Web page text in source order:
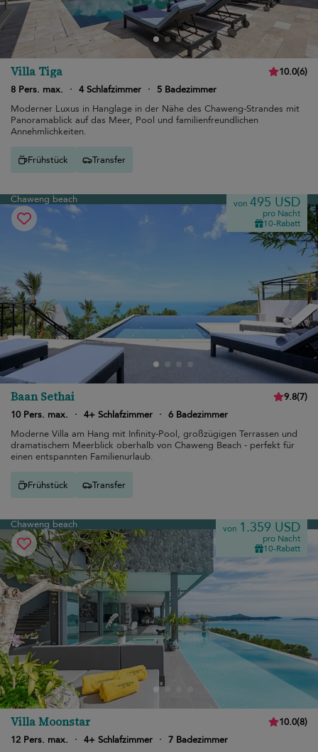
Villa Tiga 10.0(6)
8 Pers. max.
· 4 Schlafzimmer ·
5 Badezimmer
Moderner Luxus in Hanglage in der Nähe des Chaweng-Strandes mit
Panoramablick auf das Meer, Pool und familienfreundlichen
Annehmlichkeiten.
Frühstück Transfer
Chaweng beach von 495 USD
pro Nacht
10-Rabatt
Baan Sethai 9.8(7)
10 Pers. max.
· 4+ Schlafzimmer · 6 Badezimmer
Moderne Villa am Hang mit Infinity-Pool, großzügigen Terrassen und
dramatischem Meerblick oberhalb von Chaweng Beach - perfekt für
einen entspannten Familienurlaub.
Frühstück Transfer
Chaweng beach von 1.359 USD
pro Nacht
10-Rabatt
Villa Moonstar 10.0(8)
12 Pers. max.
· 4+ Schlafzimmer · 7 Badezimmer